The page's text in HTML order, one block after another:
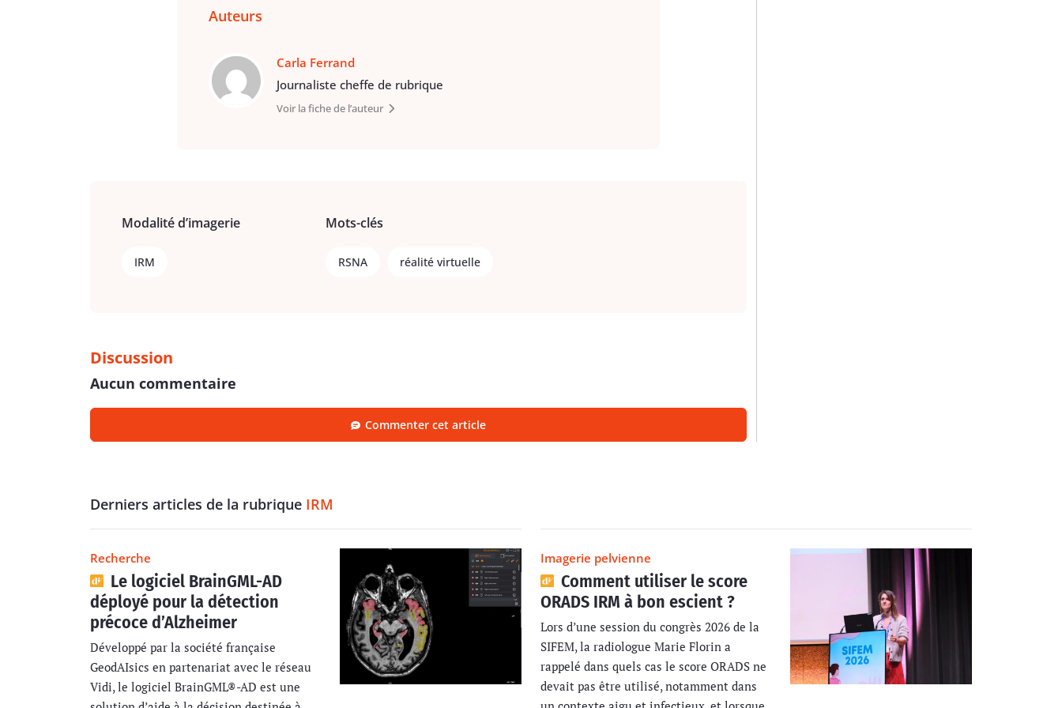
Auteurs
Carla Ferrand
Journaliste cheffe de rubrique
Voir la fiche de l’auteur
Modalité d’imagerie
IRM
Mots-clés
RSNA réalité virtuelle
Discussion
Aucun commentaire
Commenter cet article
Derniers articles de la rubrique IRM
Recherche
Le logiciel BrainGML-AD
déployé pour la détection
précoce d’Alzheimer
Développé par la société française
GeodAIsics en partenariat avec le réseau
Vidi, le logiciel BrainGML®-AD est une
Imagerie pelvienne
Comment utiliser le score
ORADS IRM à bon escient ?
Lors d’une session du congrès 2026 de la
SIFEM, la radiologue Marie Florin a
rappelé dans quels cas le score ORADS ne
devait pas être utilisé, notamment dans